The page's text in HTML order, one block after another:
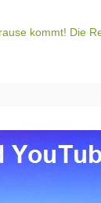
kommt! Die